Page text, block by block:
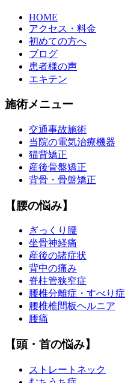
HOME
アクセス・料金
初めての方へ
ブログ
患者様の声
エキテン
施術メニュー
交通事故施術
当院の電気治療機器
猫背矯正
産後骨盤矯正
背骨・骨盤矯正
【腰の悩み】
ぎっくり腰
坐骨神経痛
産後の諸症状
背中の痛み
脊柱管狭窄症
腰椎分離症・すべり症
腰椎椎間板ヘルニア
腰痛
【頭・首の悩み】
ストレートネック